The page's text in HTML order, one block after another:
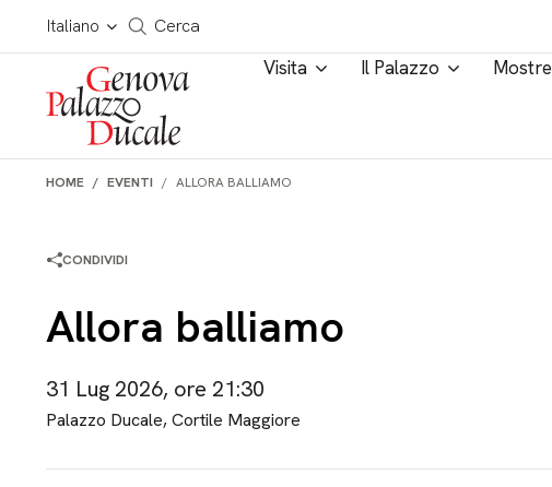
Salta al contenuto
Italiano
Cerca in tutto il sito
Cerca
Visita Il Palazzo Mostre
HOME EVENTI ALLORA BALLIAMO
CONDIVIDI
Allora balliamo
31 Lug 2026, ore 21:30
Palazzo Ducale, Cortile Maggiore